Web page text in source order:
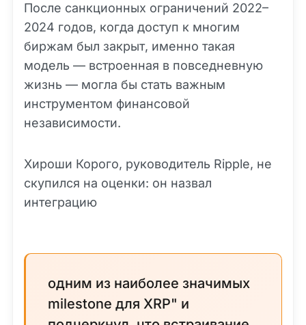
После санкционных ограничений 2022–
2024 годов, когда доступ к многим
биржам был закрыт, именно такая
модель — встроенная в повседневную
жизнь — могла бы стать важным
инструментом финансовой
независимости.
Хироши Корого, руководитель Ripple, не
скупился на оценки: он назвал
интеграцию
одним из наиболее значимых
milestone для XRP" и